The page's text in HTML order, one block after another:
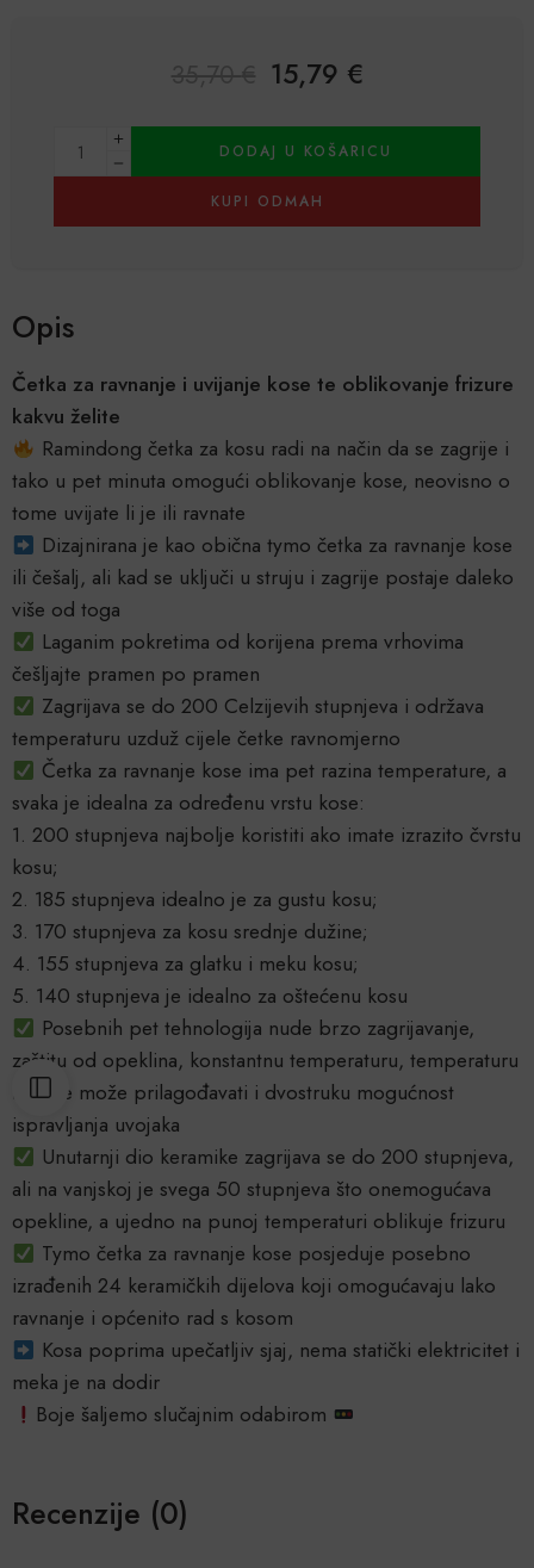
15,79 €
DODAJ U KOŠARICU
KUPI ODMAH
Alternative:
Opis
Četka za ravnanje i uvijanje kose te oblikovanje frizure
kakvu želite
Ramindong četka za kosu radi na način da se zagrije i
tako u pet minuta omogući oblikovanje kose, neovisno o
tome uvijate li je ili ravnate
Dizajnirana je kao obična tymo četka za ravnanje kose
ili češalj, ali kad se uključi u struju i zagrije postaje daleko
više od toga
Laganim pokretima od korijena prema vrhovima
češljajte pramen po pramen
Zagrijava se do 200 Celzijevih stupnjeva i održava
temperaturu uzduž cijele četke ravnomjerno
Četka za ravnanje kose ima pet razina temperature, a
svaka je idealna za određenu vrstu kose:
1. 200 stupnjeva najbolje koristiti ako imate izrazito čvrstu
kosu;
2. 185 stupnjeva idealno je za gustu kosu;
3. 170 stupnjeva za kosu srednje dužine;
4. 155 stupnjeva za glatku i meku kosu;
5. 140 stupnjeva je idealno za oštećenu kosu
Posebnih pet tehnologija nude brzo zagrijavanje,
zaštitu od opeklina, konstantnu temperaturu, temperaturu
koja se može prilagođavati i dvostruku mogućnost
ispravljanja uvojaka
Unutarnji dio keramike zagrijava se do 200 stupnjeva,
ali na vanjskoj je svega 50 stupnjeva što onemogućava
opekline, a ujedno na punoj temperaturi oblikuje frizuru
Tymo četka za ravnanje kose posjeduje posebno
izrađenih 24 keramičkih dijelova koji omogućavaju lako
ravnanje i općenito rad s kosom
Kosa poprima upečatljiv sjaj, nema statički elektricitet i
meka je na dodir
Boje šaljemo slučajnim odabirom
Recenzije (0)